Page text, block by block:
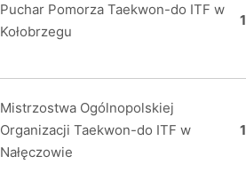
Puchar Pomorza Taekwon-do ITF w
Kołobrzegu
Mistrzostwa Ogólnopolskiej
Organizacji Taekwon-do ITF w
Nałęczowie